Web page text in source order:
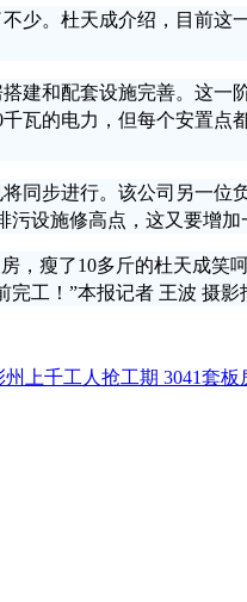
。杜天成介绍，目前这
和配套设施完善。这一
瓦的电力，但每个安置
步进行。该公司另一位
设施修高点，这又要增加
瘦了10多斤的杜天成笑
完工！”本报记者 王波 摄影
上千工人抢工期 3041套板